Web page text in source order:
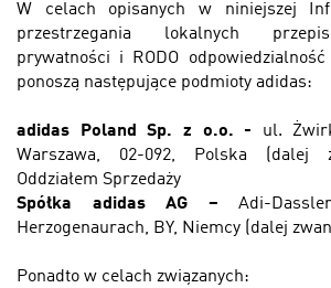
W celach opisanych w niniejszej
przestrzegania lokalnych
prywatności i RODO
ponoszą następujące podmioty adidas:
adidas Poland Sp. z o.o. - ul.
Warszawa, 02-092, Polska (dalej
Oddziałem Sprzedaży
Spółka adidas AG –Adi-
Herzogenaurach, BY, Niemcy (dalej
Ponadto w celach związanych: